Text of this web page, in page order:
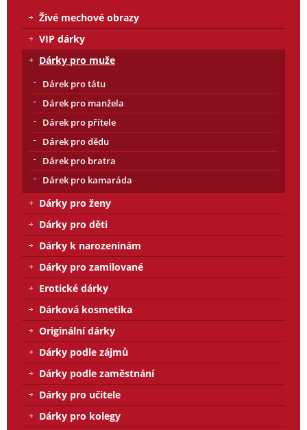
Živé mechové obrazy
VIP dárky
Dárky pro muže
Dárek pro tátu
Dárek pro manžela
Dárek pro přítele
Dárek pro dědu
Dárek pro bratra
Dárek pro kamaráda
Dárky pro ženy
Dárky pro děti
Dárky k narozeninám
Dárky pro zamilované
Erotické dárky
Dárková kosmetika
Originální dárky
Dárky podle zájmů
Dárky podle zaměstnání
Dárky pro učitele
Dárky pro kolegy